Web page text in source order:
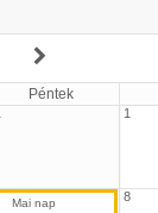
Péntek
1
8